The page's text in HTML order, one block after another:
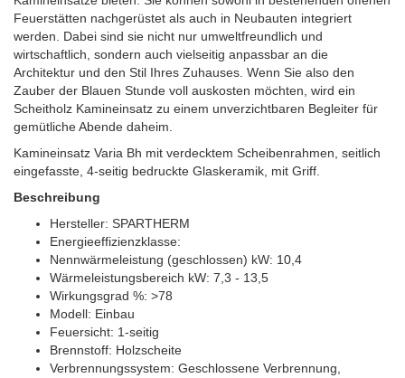
Feuerstätten nachgerüstet als auch in Neubauten integriert
werden. Dabei sind sie nicht nur umweltfreundlich und
wirtschaftlich, sondern auch vielseitig anpassbar an die
Architektur und den Stil Ihres Zuhauses. Wenn Sie also den
Zauber der Blauen Stunde voll auskosten möchten, wird ein
Scheitholz Kamineinsatz zu einem unverzichtbaren Begleiter für
gemütliche Abende daheim.
Kamineinsatz Varia Bh mit verdecktem Scheibenrahmen, seitlich
eingefasste, 4-seitig bedruckte Glaskeramik, mit Griff.
Beschreibung
Hersteller: SPARTHERM
Energieeffizienzklasse:
Nennwärmeleistung (geschlossen) kW: 10,4
Wärmeleistungsbereich kW: 7,3 - 13,5
Wirkungsgrad %: >78
Modell: Einbau
Feuersicht: 1-seitig
Brennstoff: Holzscheite
Verbrennungssystem: Geschlossene Verbrennung,